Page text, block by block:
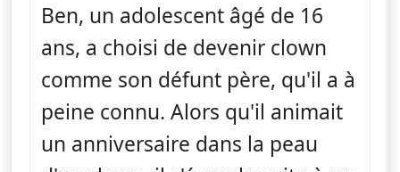
Ben, un adolescent âgé de 16
ans, a choisi de devenir clown
comme son défunt père, qu'il a à
peine connu. Alors qu'il animait
un anniversaire dans la peau